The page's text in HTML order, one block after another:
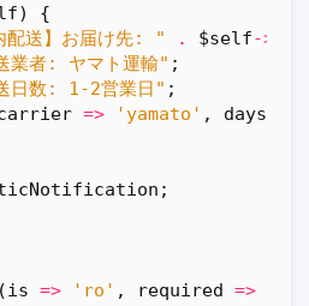
{
配送】お届け先: " . $self->
者: ヤマト運輸" ;
日数: 1-2営業日" ;
=> 'yamato' , days
;
(is => 'ro' , required =>